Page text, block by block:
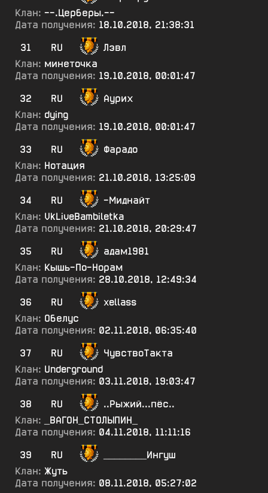
Клан: --.Церберы.--
Дата получения: 18.10.2018, 21:38:31
31
RU
Лэвл
Клан: минеточка
Дата получения: 19.10.2018, 00:01:47
32
RU
Аурих
Клан: dying
Дата получения: 19.10.2018, 00:01:47
33
RU
Фарадо
Клан: Нотация
Дата получения: 21.10.2018, 13:25:09
34
RU
-Миднайт
Клан: VkLiveBambiletka
Дата получения: 21.10.2018, 20:29:47
35
RU
адам1981
Клан: Кышь-По-Норам
Дата получения: 28.10.2018, 12:49:34
36
RU
xellass
Клан: Обелус
Дата получения: 02.11.2018, 06:35:40
37
RU
ЧувствоТакта
Клан: Underground
Дата получения: 03.11.2018, 19:03:47
38
RU
..Рыжий...пёс..
Клан:
_ВАГОН_СТОЛЫПИН_
Дата получения: 04.11.2018, 11:11:16
39
RU
________Ингуш
Клан: Жуть
Дата получения: 08.11.2018, 05:27:02